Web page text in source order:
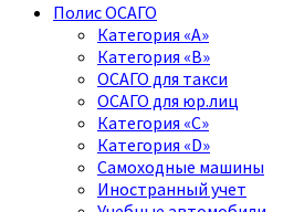
Полис ОСАГО
Категория «A»
Категория «B»
ОСАГО для такси
ОСАГО для юр.лиц
Категория «C»
Категория «D»
Самоходные машины
Иностранный учет